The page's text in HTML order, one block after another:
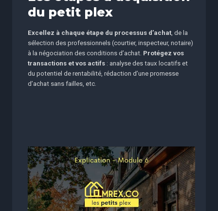
du petit plex
Excellez à chaque étape du processus d’achat , de la
sélection des professionnels (courtier, inspecteur, notaire)
à la négociation des conditions d’achat. Protégez vos
transactions et vos actifs : analyse des taux locatifs et
du potentiel de rentabilité, rédaction d’une promesse
d’achat sans failles, etc.